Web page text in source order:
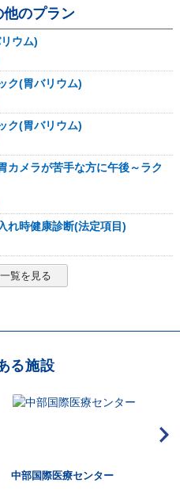
他のプラン
ウム)
ク(胃バリウム)
ク(胃バリウム)
カメラが苦手な方に午後～ラク
れ時健康診断(法定項目)
覧を見る
る施設
中部国際医療センター